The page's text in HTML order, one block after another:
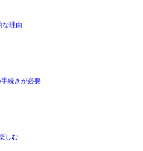
な理由
続きが必要
しむ